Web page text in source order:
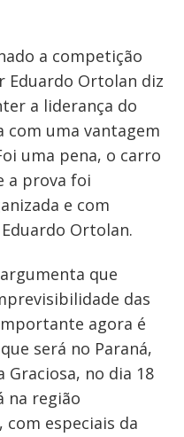
a competição
Eduardo Ortolan diz
a liderança do
com uma vantagem
uma pena, o carro
a prova foi
e com
Ortolan.
que
das
agora é
será no Paraná,
Graciosa, no dia 18
na região
especiais da